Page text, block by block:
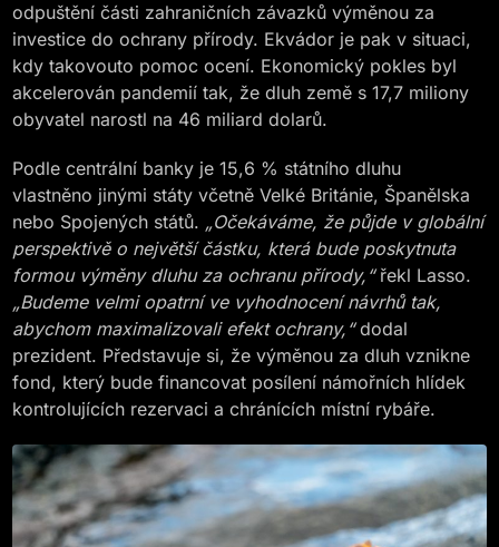
odpuštění části zahraničních závazků výměnou za
investice do ochrany přírody. Ekvádor je pak v situaci,
kdy takovouto pomoc ocení. Ekonomický pokles byl
akcelerován pandemií tak, že dluh země s 17,7 miliony
obyvatel narostl na 46 miliard dolarů.
Podle centrální banky je 15,6 % státního dluhu
vlastněno jinými státy včetně Velké Británie, Španělska
nebo Spojených států. „Očekáváme, že půjde v globální
perspektivě o největší částku, která bude poskytnuta
formou výměny dluhu za ochranu přírody,“řekl Lasso.
„Budeme velmi opatrní ve vyhodnocení návrhů tak,
abychom maximalizovali efekt ochrany,“dodal
prezident. Představuje si, že výměnou za dluh vznikne
fond, který bude financovat posílení námořních hlídek
kontrolujících rezervaci a chránících místní rybáře.